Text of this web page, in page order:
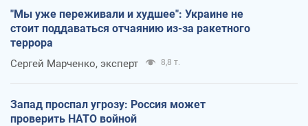
"Мы уже переживали и худшее": Украине не
стоит поддаваться отчаянию из-за ракетного
террора
Сергей Марченко, эксперт 8,8 т.
Запад проспал угрозу: Россия может
проверить НАТО войной